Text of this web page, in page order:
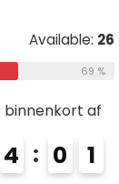
Available:31
68 %
binnenkort af
3
4 5
0 9
0